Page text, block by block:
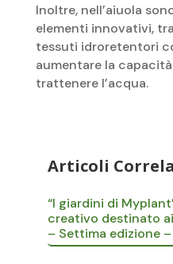
Inoltre, nell’aiuola
elementi innovativi,
tessuti idroretentori
aumentare la
trattenere l’acqua.
Articoli
“I giardini di
creativo destinato
– Settima edizione